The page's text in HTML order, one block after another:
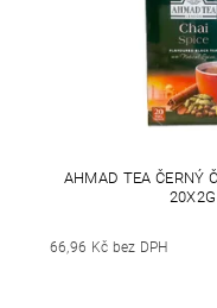
AHMAD TEA ČERNÝ
20X2G
66,96 Kč bez DPH